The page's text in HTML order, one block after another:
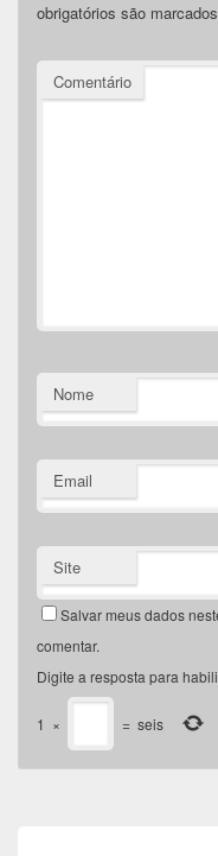
obrigatórios são
Comentário
Nome
Email
Site
Salvar meus dados
comentar.
Digite a resposta para
1 × = seis